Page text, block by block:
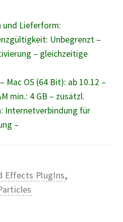
und Lieferform:
Unbegrenzt –
– gleichzeitige
Mac OS (64 Bit): ab 10.12 –
min.: 4 GB – zusätzl.
Internetverbindung für
–
Effects PlugIns,